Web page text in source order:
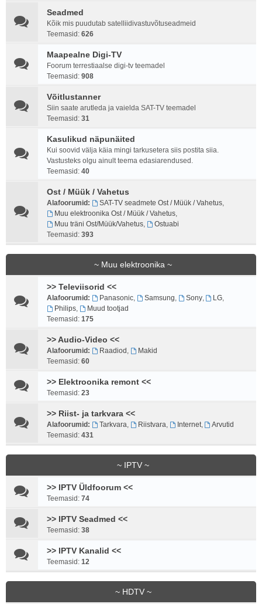
Seadmed
Kõik mis puudutab satelliidivastuvõtuseadmeid
Teemasid: 626
Maapealne Digi-TV
Foorum terrestiaalse digi-tv teemadel
Teemasid: 908
Võitlustanner
Siin saate arutleda ja vaielda SAT-TV teemadel
Teemasid: 31
Kasulikud näpunäited
Kui soovid välja käia mingi tarkusetera siis postita siia.
Vastusteks olgu ainult teema edasiarendused.
Teemasid: 40
Ost / Müük / Vahetus
Alafoorumid: SAT-TV seadmete Ost / Müük / Vahetus,
Muu elektroonika Ost / Müük / Vahetus,
Muu träni Ost/Müük/Vahetus,
Ostuabi
Teemasid: 393
~ Muu elektroonika ~
>> Televiisorid <<
Alafoorumid: Panasonic, Samsung Sony, LG
Philips,
Muud tootjad
Teemasid: 175
>> Audio-Video <<
Alafoorumid: Raadiod
Makid
Teemasid: 60
>> Elektroonika remont <<
Teemasid: 23
>> Riist- ja tarkvara <<
Alafoorumid: Tarkvara Riistvara Internet,
Arvutid
Teemasid: 431
~ IPTV ~
>> IPTV Üldfoorum <<
Teemasid: 74
>> IPTV Seadmed <<
Teemasid: 38
>> IPTV Kanalid <<
Teemasid: 12
~ HDTV ~